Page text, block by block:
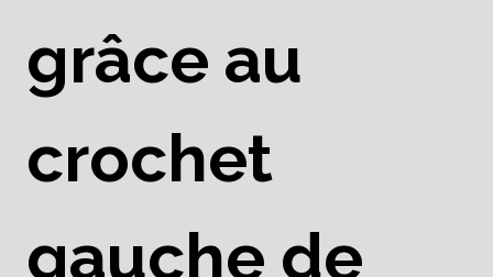
grâce au
crochet
gauche de